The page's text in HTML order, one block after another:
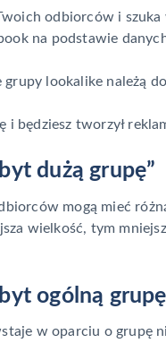
odbiorców i
na podstawie
lookalike należą
i będziesz tworzył
dużą grupę”
mogą mieć
wielkość, tym
ogólną
w oparciu o grupę